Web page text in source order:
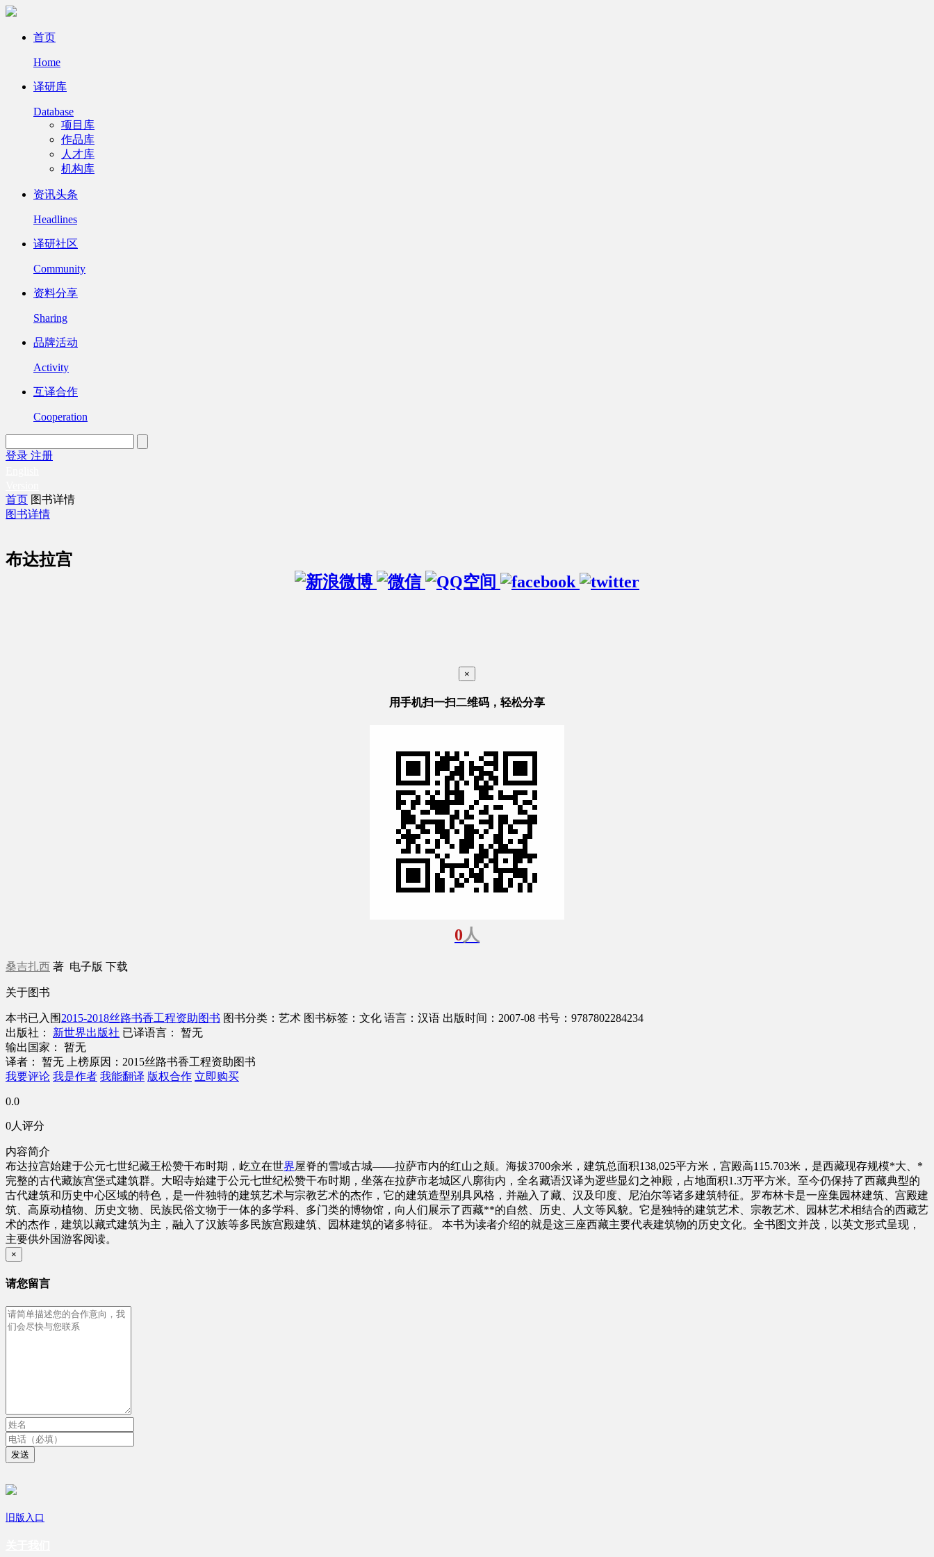
首页
Home
译研库
Database
项目库
作品库
人才库
机构库
资讯头条
Headlines
译研社区
Community
资料分享
Sharing
品牌活动
Activity
互译合作
Cooperation
登录 注册
首页 图书详情
图书详情
布达拉宫
×
用手机扫一扫二维码，轻松分享
0人
桑吉扎西 著 电子版 下载
关于图书
本书已入围 2015-2018丝路书香工程资助图书 图书分类：艺术 图书标签：文化 语言：汉语 出版时间：2007-08 书号：9787802284234
出版社： 新世界出版社 已译语言： 暂无
输出国家： 暂无
译者： 暂无
上榜原因：2015丝路书香工程资助图书
我要评论 我是作者 我能翻译 版权合作 立即购买
0.0
0人评分
内容简介
布达拉宫始建于公元七世纪藏王松赞干布时期，屹立在世界屋脊的雪域古城——拉萨市内的红山之颠。海拔3700余米，建筑总面积138,025平方米，宫殿高115.703米，是西藏现存规模*大、*
完整的古代藏族宫堡式建筑群。大昭寺始建于公元七世纪松赞干布时期，坐落在拉萨市老城区八廓街内，全名藏语汉译为逻些显幻之神殿，占地面积1.3万平方米。至今仍保持了西藏典型的
古代建筑和历史中心区域的特色，是一件独特的建筑艺术与宗教艺术的杰作，它的建筑造型别具风格，并融入了藏、汉及印度、尼泊尔等诸多建筑特征。罗布林卡是一座集园林建筑、宫殿建
筑、高原动植物、历史文物、民族民俗文物于一体的多学科、多门类的博物馆，向人们展示了西藏**的自然、历史、人文等风貌。它是独特的建筑艺术、宗教艺术、园林艺术相结合的西藏艺
术的杰作，建筑以藏式建筑为主，融入了汉族等多民族宫殿建筑、园林建筑的诸多特征。 本书为读者介绍的就是这三座西藏主要代表建筑物的历史文化。全书图文并茂，以英文形式呈现，
主要供外国游客阅读。
×
请您留言
发送
旧版入口